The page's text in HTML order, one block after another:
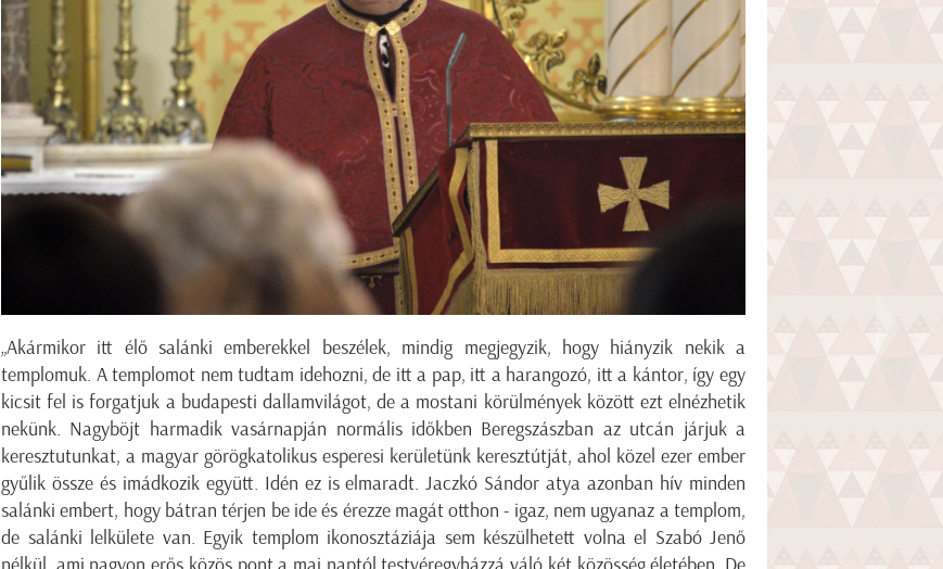
„Akármikor itt élő salánki emberekkel beszélek, mindig megjegyzik, hogy hiányzik nekik a
templomuk. A templomot nem tudtam idehozni, de itt a pap, itt a harangozó, itt a kántor, így egy
kicsit fel is forgatjuk a budapesti dallamvilágot, de a mostani körülmények között ezt elnézhetik
nekünk. Nagyböjt harmadik vasárnapján normális időkben Beregszászban az utcán járjuk a
keresztutunkat, a magyar görögkatolikus esperesi kerületünk keresztútját, ahol közel ezer ember
gyűlik össze és imádkozik együtt. Idén ez is elmaradt. Jaczkó Sándor atya azonban hív minden
salánki embert, hogy bátran térjen be ide és érezze magát otthon - igaz, nem ugyanaz a templom,
de salánki lelkülete van. Egyik templom ikonosztáziája sem készülhetett volna el Szabó Jenő